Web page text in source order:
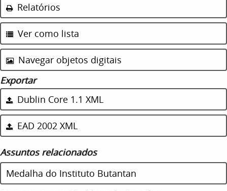
Relatórios
Ver como lista
Navegar objetos digitais
Exportar
Dublin Core 1.1 XML
EAD 2002 XML
Assuntos relacionados
Medalha do Instituto Butantan